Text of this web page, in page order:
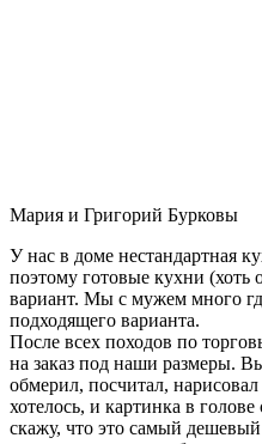
Мария и Григорий Бурковы
У нас в доме нестандартная
поэтому готовые кухни
вариант. Мы с мужем много
подходящего варианта.
После всех походов по
на заказ под наши размеры.
обмерил, посчитал,
хотелось, и картинка в
скажу, что это самый